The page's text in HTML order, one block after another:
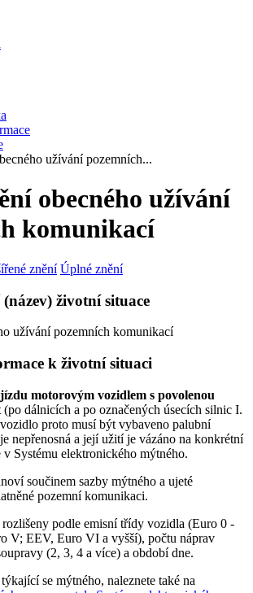
užívání pozemních...
obecného užívání
komunikací
znění Úplné znění
životní situace
užívání pozemních komunikací
k životní situaci
jízdu motorovým vozidlem s povolenou
(po dálnicích a po označených úsecích silnic I.
proto musí být vybaveno palubní
nepřenosná a její užití je vázáno na konkrétní
Systému elektronického mýtného.
součinem sazby mýtného a ujeté
pozemní komunikaci.
rozlišeny podle emisní třídy vozidla (Euro 0 -
V; EEV, Euro VI a vyšší), počtu náprav
(2, 3, 4 a více) a období dne.
se mýtného, naleznete také na